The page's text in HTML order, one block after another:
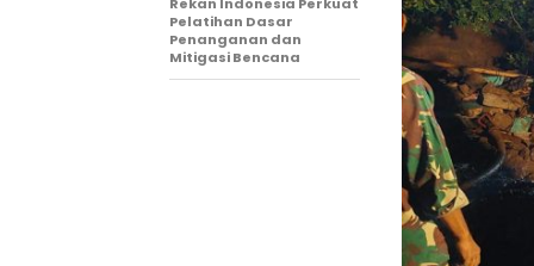
Pelatihan Dasar
Penanganan dan
Mitigasi Bencana